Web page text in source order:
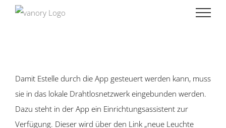
Damit Estelle durch die App gesteuert werden kann, muss
sie in das lokale Drahtlosnetzwerk eingebunden werden.
Dazu steht in der App ein Einrichtungsassistent zur
Verfügung. Dieser wird über den Link „neue Leuchte